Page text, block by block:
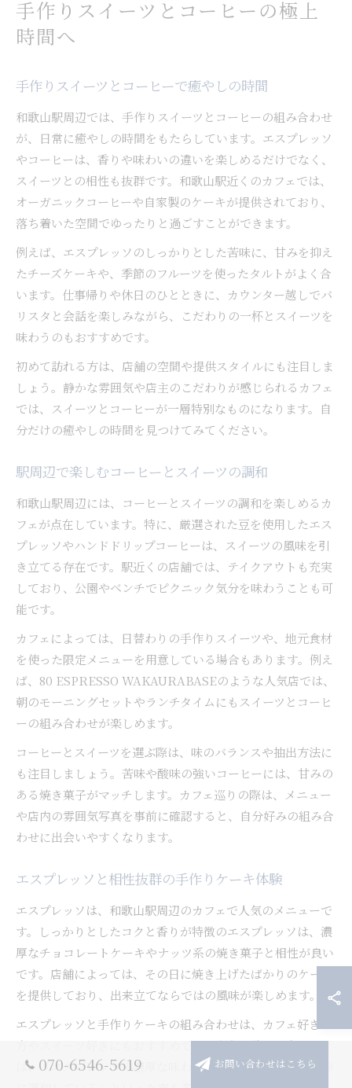
手作りスイーツとコーヒーの極上
時間へ
手作りスイーツとコーヒーで癒やしの時間
和歌山駅周辺では、手作りスイーツとコーヒーの組み合わせ
が、日常に癒やしの時間をもたらしています。エスプレッソ
やコーヒーは、香りや味わいの違いを楽しめるだけでなく、
スイーツとの相性も抜群です。和歌山駅近くのカフェでは、
オーガニックコーヒーや自家製のケーキが提供されており、
落ち着いた空間でゆったりと過ごすことができます。
例えば、エスプレッソのしっかりとした苦味に、甘みを抑え
たチーズケーキや、季節のフルーツを使ったタルトがよく合
います。仕事帰りや休日のひとときに、カウンター越しでバ
リスタと会話を楽しみながら、こだわりの一杯とスイーツを
味わうのもおすすめです。
初めて訪れる方は、店舗の空間や提供スタイルにも注目しま
しょう。静かな雰囲気や店主のこだわりが感じられるカフェ
では、スイーツとコーヒーが一層特別なものになります。自
分だけの癒やしの時間を見つけてみてください。
駅周辺で楽しむコーヒーとスイーツの調和
和歌山駅周辺には、コーヒーとスイーツの調和を楽しめるカ
フェが点在しています。特に、厳選された豆を使用したエス
プレッソやハンドドリップコーヒーは、スイーツの風味を引
き立てる存在です。駅近くの店舗では、テイクアウトも充実
しており、公園やベンチでピクニック気分を味わうことも可
能です。
カフェによっては、日替わりの手作りスイーツや、地元食材
を使った限定メニューを用意している場合もあります。例え
ば、80 ESPRESSO WAKAURABASEのような人気店では、
朝のモーニングセットやランチタイムにもスイーツとコーヒ
ーの組み合わせが楽しめます。
コーヒーとスイーツを選ぶ際は、味のバランスや抽出方法に
も注目しましょう。苦味や酸味の強いコーヒーには、甘みの
ある焼き菓子がマッチします。カフェ巡りの際は、メニュー
や店内の雰囲気写真を事前に確認すると、自分好みの組み合
わせに出会いやすくなります。
エスプレッソと相性抜群の手作りケーキ体験
エスプレッソは、和歌山駅周辺のカフェで人気のメニューで
す。しっかりとしたコクと香りが特徴のエスプレッソは、濃
厚なチョコレートケーキやナッツ系の焼き菓子と相性が良い
です。店舗によっては、その日に焼き上げたばかりのケーキ
を提供しており、出来立てならではの風味が楽しめます。
エスプレッソと手作りケーキの組み合わせは、カフェ好きの
方やスイーツ好きにもおすすめです。実際に訪れた方から
は、「エスプレッソの濃厚な味わいが、ケーキの甘さと絶妙
070-6546-5619 お問い合わせはこちら